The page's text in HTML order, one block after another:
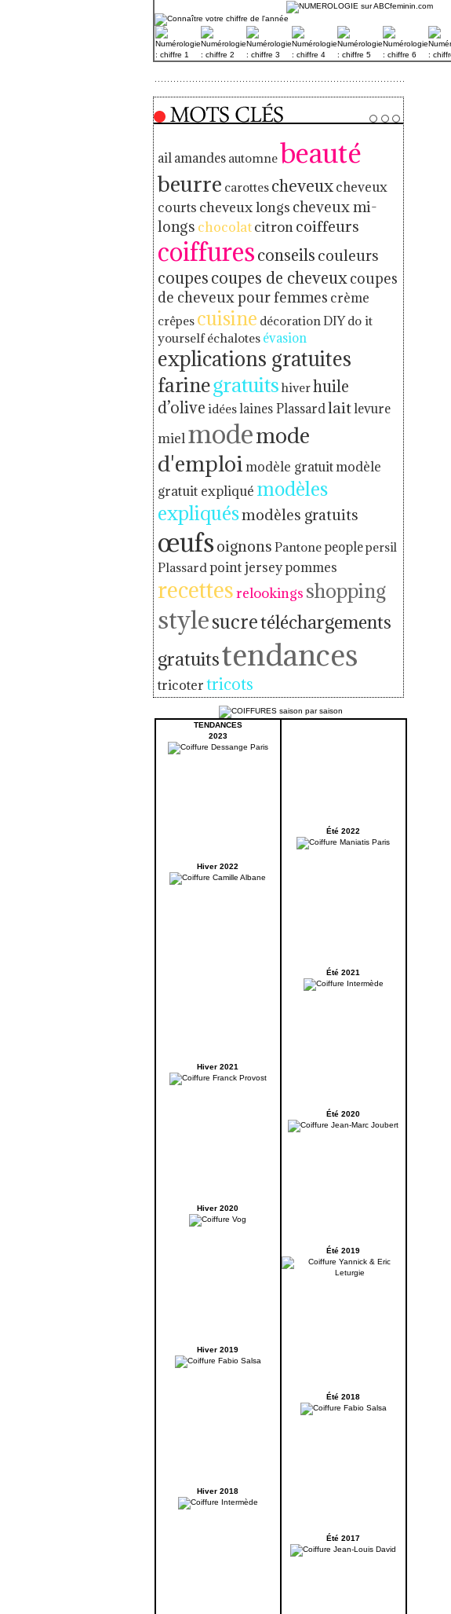
ail amandes automnebeauté
beurre carottes cheveuxcheveux
courts cheveux longs cheveux mi-
longs chocolatcitroncoiffeurs
coiffuresconseils couleurs
coupes coupes de cheveuxcoupes
de cheveux pour femmes crème
crêpes cuisine décorationDIY do it
yourself échalotes évasion
explications gratuites
farinegratuits hiverhuile
d’olive idéeslaines Plassardlaitlevure
mielmodemode
d'emploimodèle gratuitmodèle
gratuit expliqué modèles
expliquésmodèles gratuits
œufsoignons Pantonepeoplepersil
Plassardpoint jerseypommes
recettesrelookings shopping
stylesucretéléchargements
gratuitstendances
tricotertricots
TENDANCES
2023
Hiver 2022
Hiver 2021
Hiver 2020
Hiver 2019
Hiver 2018
Été 2022
Été 2021
Été 2020
Été 2019
Été 2018
Été 2017